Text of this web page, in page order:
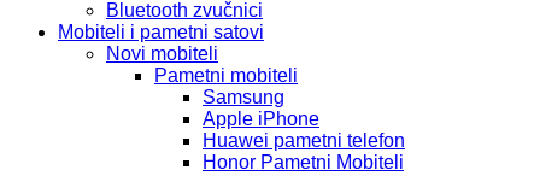
Bluetooth zvučnici
Mobiteli i pametni satovi
Novi mobiteli
Pametni mobiteli
Samsung
Apple iPhone
Huawei pametni telefon
Honor Pametni Mobiteli